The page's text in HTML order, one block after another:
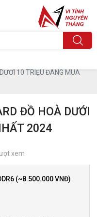
10 TRIỆU ĐÁNG MUA
ĐỒ HOÀ DƯỚI
2024
xem
(~8.500.000 VNĐ)